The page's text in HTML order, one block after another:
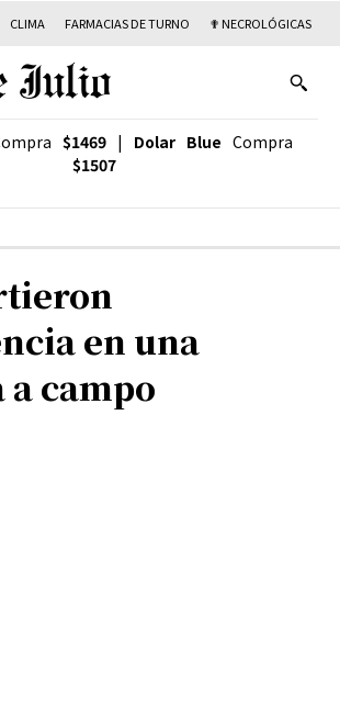
CLIMA FARMACIAS DE TURNO ✟ NECROLÓGICAS
$1469 | Dolar Blue Compra
$1507
en una
campo